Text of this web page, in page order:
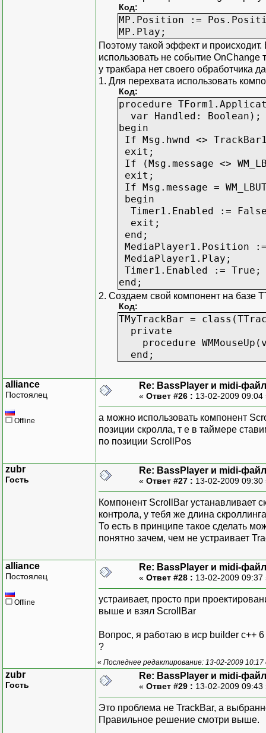
Код:
MP.Position :=
MP.Play;
Поэтому такой эффект и
использовать не событие
у тракбара нет своего обработчика
1. Для перехвата использовать
Код:
procedure
var Handled: Boolean);
begin
If Msg.hwnd <>
exit;
If (Msg.message <>
exit;
If Msg.message =
begin
Timer1.Enabled :=
exit;
end;
MediaPlayer1.Position
MediaPlayer1.Play;
Timer1.Enabled := True;
end;
2. Создаем свой компонент на базе
Код:
TMyTrackBar =
private
procedure
end;
alliance
Постоялец
Offline
Re: BassPlayer и midi-
« Ответ #26 : 13-02-2009
а можно использовать компонент
позиции скролла, т е в таймере
по позиции ScrollPos
zubr
Гость
Re: BassPlayer и midi-
« Ответ #27 : 13-02-2009
Компонент ScrollBar устанавливает
контрола, у тебя же длина
То есть в принципе такое сделать
понятно зачем, чем не устраивает
alliance
Постоялец
Offline
Re: BassPlayer и midi-
« Ответ #28 : 13-02-2009
устраивает, просто при
выше и взял ScrollBar
Вопрос, я работаю в иср builder c++
?
« Последнее редактирование: 13-02-2009
zubr
Гость
Re: BassPlayer и midi-
« Ответ #29 : 13-02-2009
Это проблема не TrackBar, а
Правильное решение смотри выше.